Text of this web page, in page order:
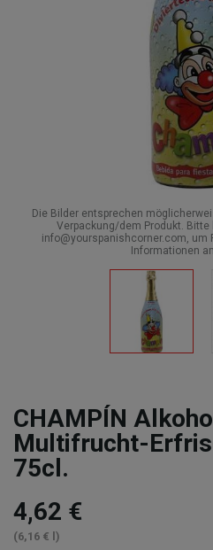
Die Bilder entsprechen
Verpackung/dem Produkt.
info@yourspanishcorner.com, um
Informationen
CHAMPÍN
Multifrucht-
75cl.
4,62 €
(6,16 € l)